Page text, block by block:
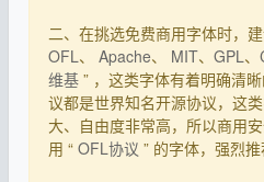
二、在挑选免费商用字体时，
OFL、 Apache、 MIT、 GPL、
维基 ” ，这类字体有着明确清
议都是世界知名开源协议，这
大、自由度非常高，所以商用
用 “ OFL协议 ” 的字体，强烈推